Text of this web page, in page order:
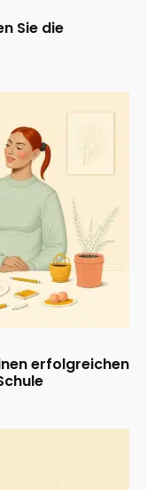
Sie die
erfolgreichen